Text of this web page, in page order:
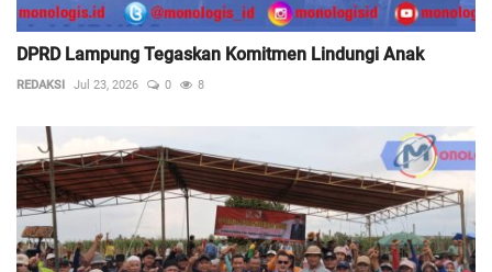
DPRD Lampung Tegaskan Komitmen Lindungi Anak
REDAKSI Jul 23, 2026 0 8